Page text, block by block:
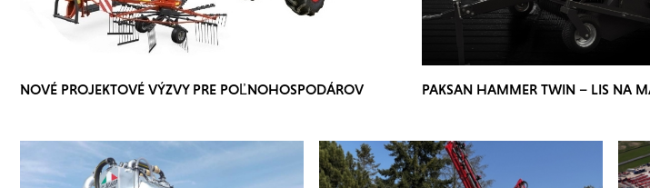
NOVÉ PROJEKTOVÉ VÝZVY PRE POĽNOHOSPODÁROV PAKSAN HAMMER TWIN – LIS NA